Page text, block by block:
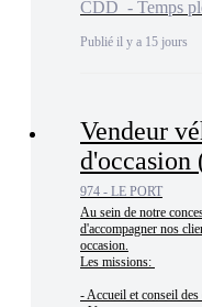
CDD - Temps
Publié il y a 15 jours
Vendeur
d'occasion
974 - LE PORT
Au sein de notre
d'accompagner nos
occasion.
Les missions:
- Accueil et conseil des